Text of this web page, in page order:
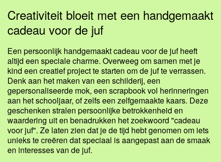
Creativiteit bloeit met een handgemaakt
cadeau voor de juf
Een persoonlijk handgemaakt cadeau voor de juf heeft
altijd een speciale charme. Overweeg om samen met je
kind een creatief project te starten om de juf te verrassen.
Denk aan het maken van een schilderij, een
gepersonaliseerde mok, een scrapbook vol herinneringen
aan het schooljaar, of zelfs een zelfgemaakte kaars. Deze
geschenken stralen persoonlijke betrokkenheid en
waardering uit en benadrukken het zoekwoord "cadeau
voor juf". Ze laten zien dat je de tijd hebt genomen om iets
unieks te creëren dat speciaal is aangepast aan de smaak
en interesses van de juf.